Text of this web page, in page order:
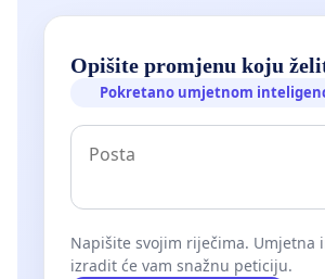
Opišite promjenu koju
Pokretano umjetnom
Napišite svojim riječima. Umjetna
izradit će vam snažnu peticiju.